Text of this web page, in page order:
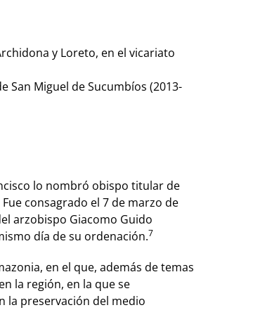
y Loreto, en el vicariato
San Miguel de Sucumbíos (2013-
lo nombró obispo titular de
​ Fue consagrado el 7 de marzo de
arzobispo Giacomo Guido
día de su ordenación.7
en el que, además de temas
la región, en la que se
la preservación del medio